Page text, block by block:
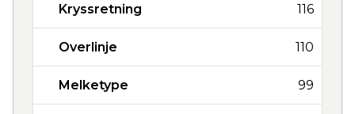
Kryssretning 116
Overlinje 110
Melketype 99